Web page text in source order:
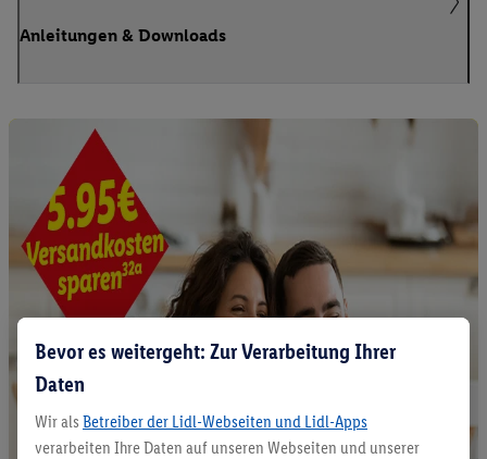
Anleitungen & Downloads
Bevor es weitergeht: Zur Verarbeitung Ihrer
Daten
Wir als Betreiber der Lidl-Webseiten und Lidl-Apps
verarbeiten Ihre Daten auf unseren Webseiten und unserer